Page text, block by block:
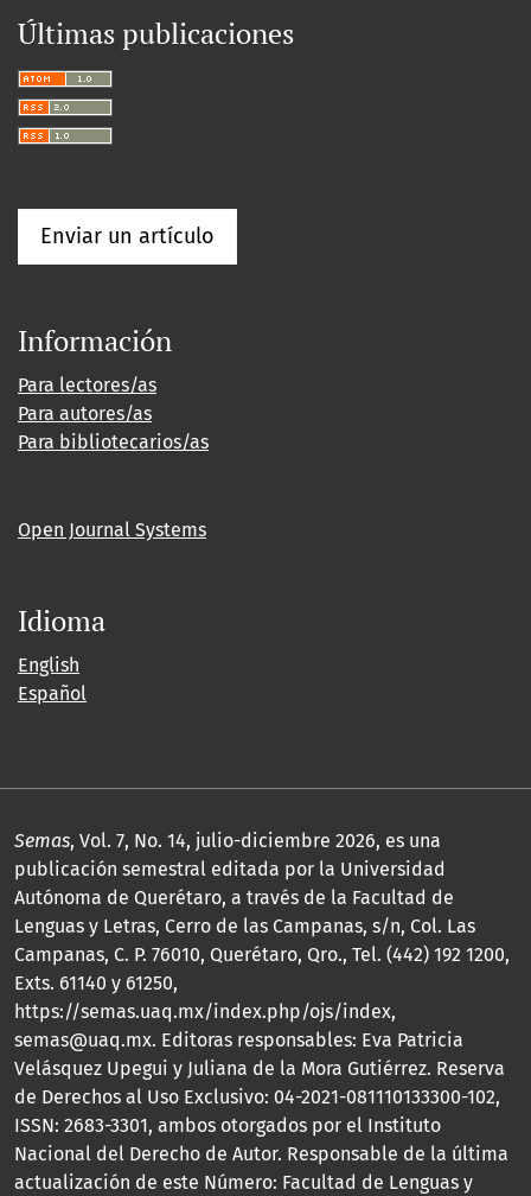
Últimas publicaciones
Enviar un artículo
Información
Para lectores/as
Para autores/as
Para bibliotecarios/as
Open Journal Systems
Idioma
English
Español
Semas, Vol. 7, No. 14, julio-diciembre 2026, es una
publicación semestral editada por la Universidad
Autónoma de Querétaro, a través de la Facultad de
Lenguas y Letras, Cerro de las Campanas, s/n, Col. Las
Campanas, C. P. 76010, Querétaro, Qro., Tel. (442) 192 1200,
Exts. 61140 y 61250,
https://semas.uaq.mx/index.php/ojs/index,
semas@uaq.mx. Editoras responsables: Eva Patricia
Velásquez Upegui y Juliana de la Mora Gutiérrez. Reserva
de Derechos al Uso Exclusivo: 04-2021-081110133300-102,
ISSN: 2683-3301, ambos otorgados por el Instituto
Nacional del Derecho de Autor. Responsable de la última
actualización de este Número: Facultad de Lenguas y